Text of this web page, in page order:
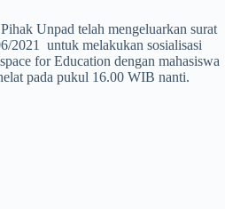
Unpad telah mengeluarkan surat
2021 untuk melakukan sosialisasi
for Education dengan mahasiswa
pada pukul 16.00 WIB nanti.